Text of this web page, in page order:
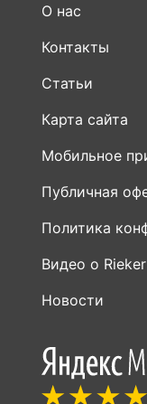
О нас
Контакты
Статьи
Карта сайта
Мобильное
Публичная
Политика
Видео о Rieker
Новости